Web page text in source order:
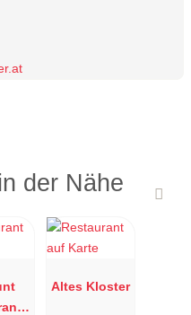
der Nähe
Altes Kloster